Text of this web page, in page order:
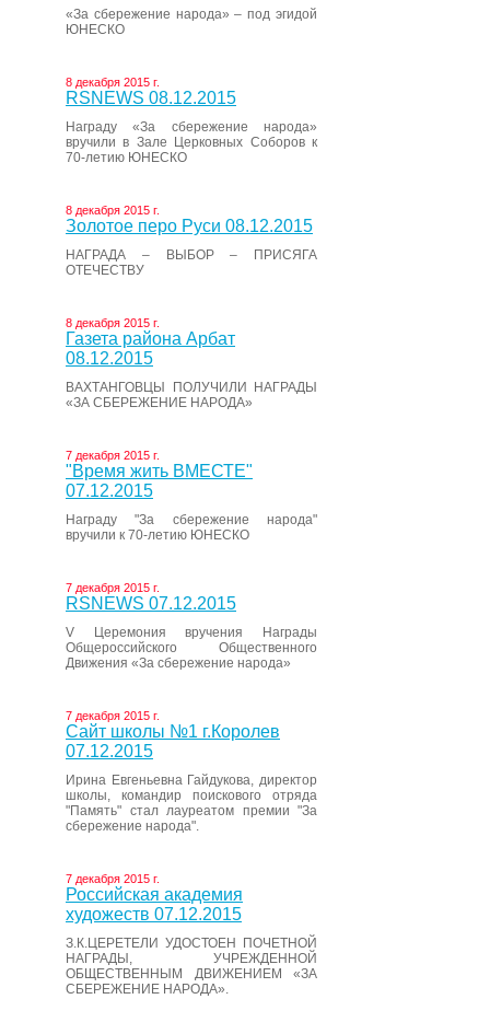
«За сбережение народа» – под эгидой
ЮНЕСКО
8 декабря 2015 г.
RSNEWS 08.12.2015
Награду «За сбережение народа»
вручили в Зале Церковных Соборов к
70-летию ЮНЕСКО
8 декабря 2015 г.
Золотое перо Руси 08.12.2015
НАГРАДА – ВЫБОР – ПРИСЯГА
ОТЕЧЕСТВУ
8 декабря 2015 г.
Газета района Арбат
08.12.2015
ВАХТАНГОВЦЫ ПОЛУЧИЛИ НАГРАДЫ
«ЗА СБЕРЕЖЕНИЕ НАРОДА»
7 декабря 2015 г.
"Время жить ВМЕСТЕ"
07.12.2015
Награду "За сбережение народа"
вручили к 70-летию ЮНЕСКО
7 декабря 2015 г.
RSNEWS 07.12.2015
V Церемония вручения Награды
Общероссийского Общественного
Движения «За сбережение народа»
7 декабря 2015 г.
Сайт школы №1 г.Королев
07.12.2015
Ирина Евгеньевна Гайдукова, директор
школы, командир поискового отряда
"Память" стал лауреатом премии "За
сбережение народа".
7 декабря 2015 г.
Российская академия
художеств 07.12.2015
З.К.ЦЕРЕТЕЛИ УДОСТОЕН ПОЧЕТНОЙ
НАГРАДЫ, УЧРЕЖДЕННОЙ
ОБЩЕСТВЕННЫМ ДВИЖЕНИЕМ «ЗА
СБЕРЕЖЕНИЕ НАРОДА».